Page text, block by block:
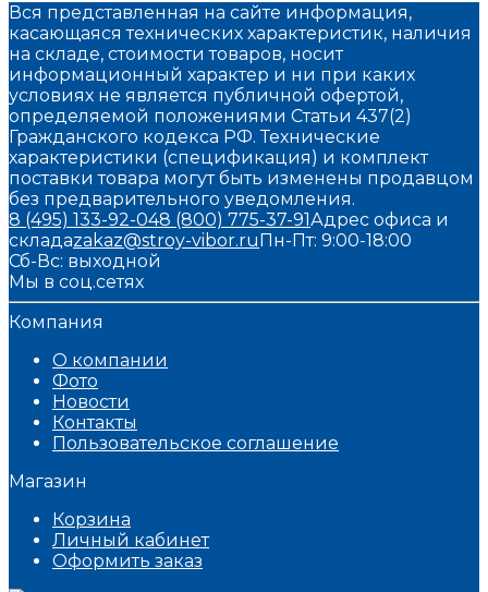
Вся представленная на сайте информация,
касающаяся технических характеристик, наличия
на складе, стоимости товаров, носит
информационный характер и ни при каких
условиях не является публичной офертой,
определяемой положениями Статьи 437(2)
Гражданского кодекса РФ. Технические
характеристики (спецификация) и комплект
поставки товара могут быть изменены продавцом
без предварительного уведомления.
8 (495) 133-92-048 (800) 775-37-91Адрес офиса и
складаzakaz@stroy-vibor.ruПн-Пт: 9:00-18:00
Сб-Вс: выходной
Мы в соц.сетях
Компания
О компании
Фото
Новости
Контакты
Пользовательское соглашение
Магазин
Корзина
Личный кабинет
Оформить заказ